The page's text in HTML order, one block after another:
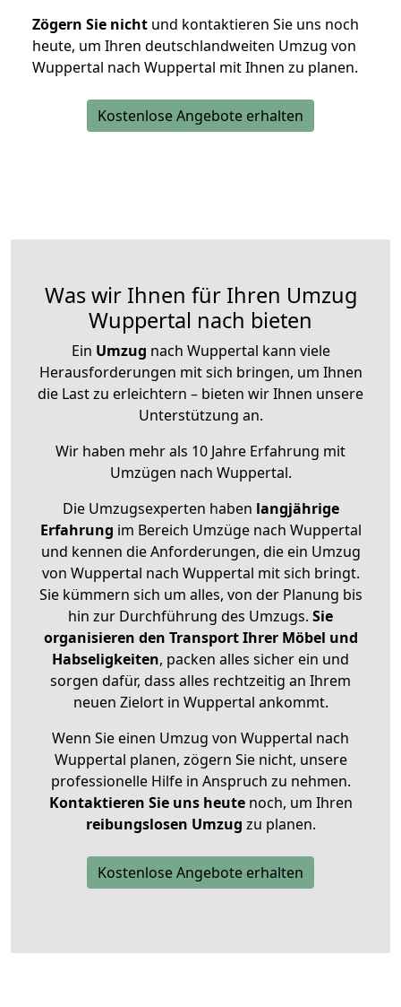
Zögern Sie nicht und kontaktieren Sie uns noch
heute, um Ihren deutschlandweiten Umzug von
Wuppertal nach Wuppertal mit Ihnen zu planen.
Kostenlose Angebote erhalten
Was wir Ihnen für Ihren Umzug
Wuppertal nach bieten
Ein Umzug nach Wuppertal kann viele
Herausforderungen mit sich bringen, um Ihnen
die Last zu erleichtern – bieten wir Ihnen unsere
Unterstützung an.
Wir haben mehr als 10 Jahre Erfahrung mit
Umzügen nach Wuppertal.
Die Umzugsexperten haben langjährige
Erfahrung im Bereich Umzüge nach Wuppertal
und kennen die Anforderungen, die ein Umzug
von Wuppertal nach Wuppertal mit sich bringt.
Sie kümmern sich um alles, von der Planung bis
hin zur Durchführung des Umzugs. Sie
organisieren den Transport Ihrer Möbel und
Habseligkeiten, packen alles sicher ein und
sorgen dafür, dass alles rechtzeitig an Ihrem
neuen Zielort in Wuppertal ankommt.
Wenn Sie einen Umzug von Wuppertal nach
Wuppertal planen, zögern Sie nicht, unsere
professionelle Hilfe in Anspruch zu nehmen.
Kontaktieren Sie uns heutenoch, um Ihren
reibungslosen Umzug zu planen.
Kostenlose Angebote erhalten